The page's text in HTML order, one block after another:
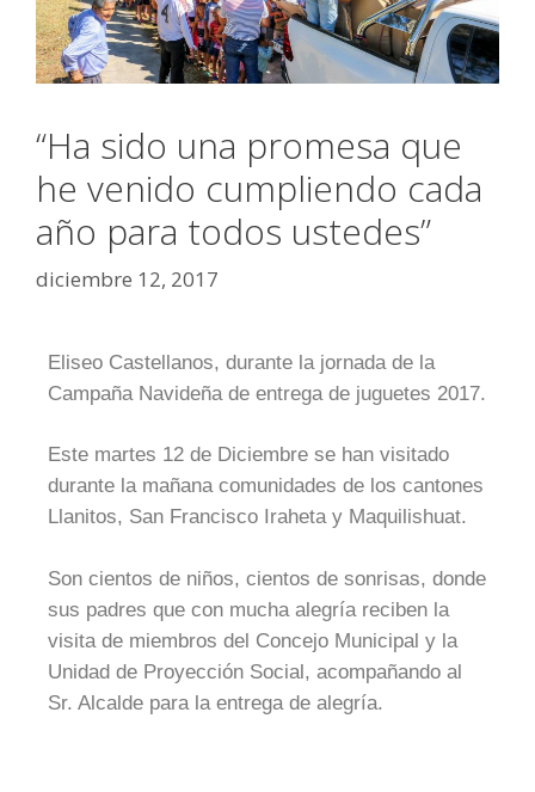
“Ha sido una promesa que
he venido cumpliendo cada
año para todos ustedes”
diciembre 12, 2017
Eliseo Castellanos, durante la jornada de la
Campaña Navideña de entrega de juguetes 2017.
Este martes 12 de Diciembre se han visitado
durante la mañana comunidades de los cantones
Llanitos, San Francisco Iraheta y Maquilishuat.
Son cientos de niños, cientos de sonrisas, donde
sus padres que con mucha alegría reciben la
visita de miembros del Concejo Municipal y la
Unidad de Proyección Social, acompañando al
Sr. Alcalde para la entrega de alegría.